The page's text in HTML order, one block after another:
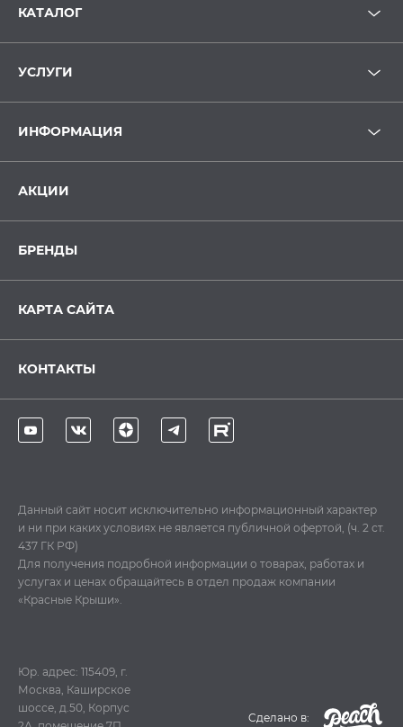
КАТАЛОГ
УСЛУГИ
ИНФОРМАЦИЯ
АКЦИИ
БРЕНДЫ
КАРТА САЙТА
КОНТАКТЫ
Данный сайт носит исключительно информационный характер
и ни при каких условиях не является публичной офертой, (ч. 2 ст.
437 ГК РФ)
Для получения подробной информации о товарах, работах и
услугах и ценах обращайтесь в отдел продаж компании
«Красные Крыши».
Юр. адрес: 115409, г.
Москва, Каширское
шоссе, д.50, Корпус
Cделано в: